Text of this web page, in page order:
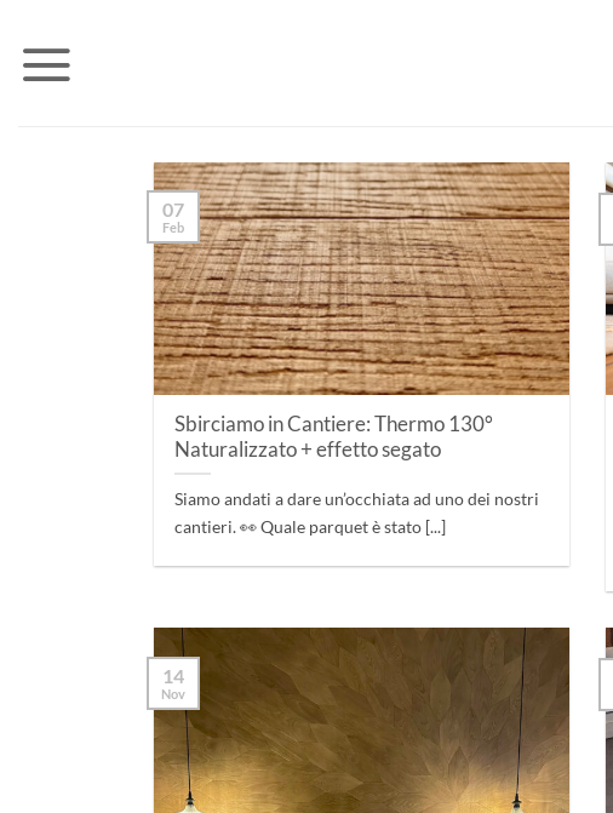
contenuti
Sbirciamo in Cantiere: Thermo 130°
Naturalizzato + effetto segato
Siamo andati a dare un’occhiata ad uno dei nostri
cantieri. 👀 Quale parquet è stato [...]
07
Feb
14
Nov